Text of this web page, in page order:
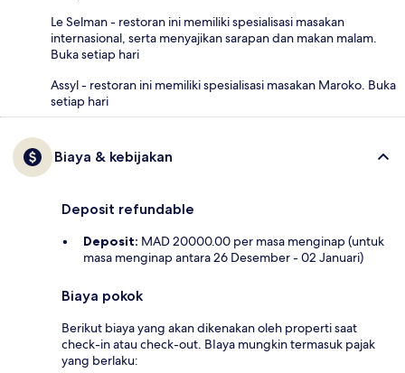
Le Selman - restoran ini memiliki spesialisasi masakan
internasional, serta menyajikan sarapan dan makan malam.
Buka setiap hari
Assyl - restoran ini memiliki spesialisasi masakan Maroko. Buka
setiap hari
Biaya & kebijakan
Deposit refundable
Deposit: MAD 20000.00 per masa menginap (untuk
masa menginap antara 26 Desember - 02 Januari)
Biaya pokok
Berikut biaya yang akan dikenakan oleh properti saat
check-in atau check-out. BIaya mungkin termasuk pajak
yang berlaku: